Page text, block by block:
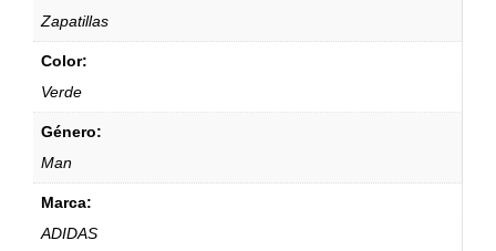
Zapatillas
Color:
Verde
Género:
Man
Marca:
ADIDAS